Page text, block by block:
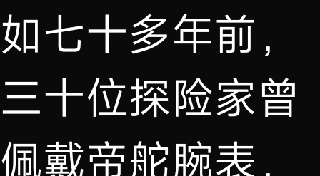
如七十多年前，
三十位探险家曾
佩戴帝舵腕表，